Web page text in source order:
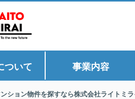
ついて 事業内容
ション物件を探すなら株式会社ライトミラ